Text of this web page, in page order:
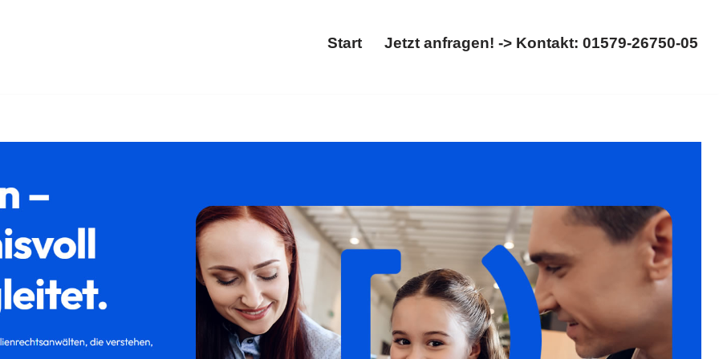
Start Jetzt anfragen! -> Kontakt: 01579-26750-05
in 48712 Gescher (Glockenstadt). ➡ 𝐟𝐚𝐦𝐢𝐥𝐮𝐦, Ihr Rechtsanwaltskanzlei. Wir sind für Sie da ✉.